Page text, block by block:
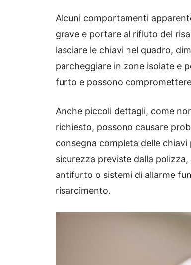
Alcuni comportamenti
grave e portare al rifiuto del
lasciare le chiavi nel quadro,
parcheggiare in zone isolate e
furto e possono compromettere
Anche piccoli dettagli, come
richiesto, possono causare
consegna completa delle
sicurezza previste dalla
antifurto o sistemi di allarme
risarcimento.